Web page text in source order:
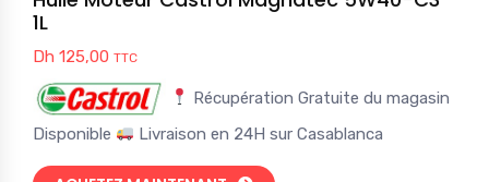
1L
Dh 125,00 TTC
Récupération Gratuite du magasin
Disponible
Livraison en 24H sur Casablanca